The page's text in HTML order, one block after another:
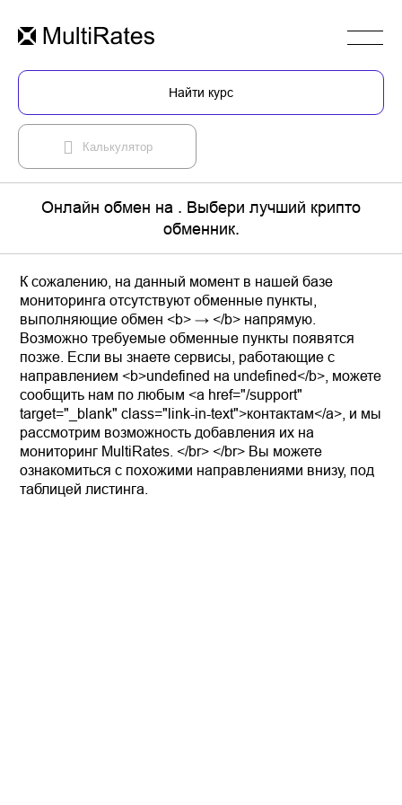
Найти курс
Калькулятор
Онлайн обмен на . Выбери лучший крипто
обменник.
К сожалению, на данный момент в нашей базе
мониторинга отсутствуют обменные пункты,
выполняющие обмен <b> → </b> напрямую.
Возможно требуемые обменные пункты появятся
позже. Если вы знаете сервисы, работающие с
направлением <b>undefined на undefined</b>, можете
сообщить нам по любым <a href="/support"
target="_blank" class="link-in-text">контактам</a>, и мы
рассмотрим возможность добавления их на
мониторинг MultiRates. </br> </br> Вы можете
ознакомиться с похожими направлениями внизу, под
таблицей листинга.